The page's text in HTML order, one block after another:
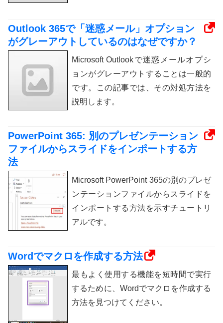
Outlook 365で「迷惑メール」オプション
がグレーアウトしているのはなぜですか？
Microsoft Outlookで迷惑メールオプシ
ョンがグレーアウトすることは一般的
です。この記事では、その対処方法を
説明します。
PowerPoint 365: 別のプレゼンテーション
ファイルからスライドをインポートする方
法
Microsoft PowerPoint 365の別のプレゼ
ンテーションファイルからスライドを
インポートする方法を示すチュートリ
アルです。
Wordでマクロを作成する方法
最もよく使用する機能を短時間で実行
するために、Wordでマクロを作成する
方法を見つけてください。